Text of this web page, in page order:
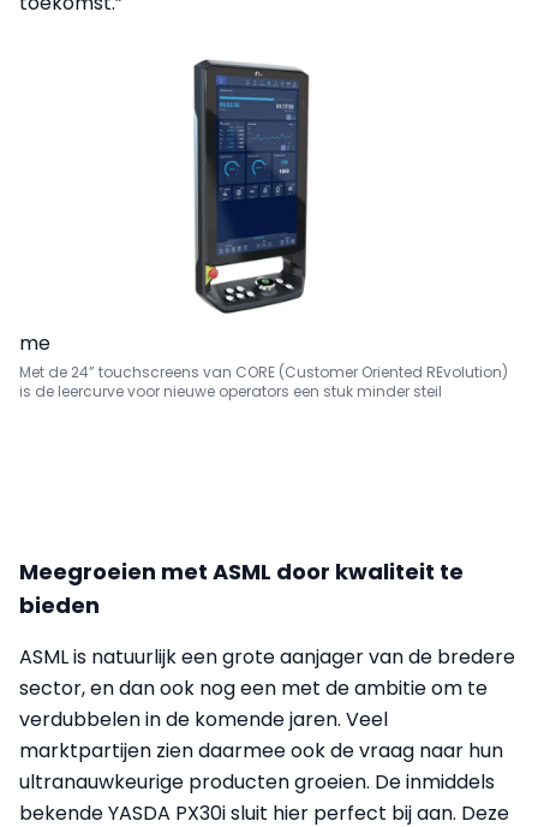
me
Met de 24” touchscreens van CORE (Customer Oriented REvolution)
is de leercurve voor nieuwe operators een stuk minder steil
Meegroeien met ASML door kwaliteit te
bieden
ASML is natuurlijk een grote aanjager van de bredere
sector, en dan ook nog een met de ambitie om te
verdubbelen in de komende jaren. Veel
marktpartijen zien daarmee ook de vraag naar hun
ultranauwkeurige producten groeien. De inmiddels
bekende YASDA PX30i sluit hier perfect bij aan. Deze